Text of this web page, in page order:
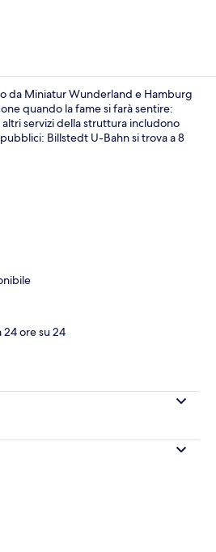
Area fitness
da Miniatur Wunderland e Hamburg
quando la fame si farà sentire:
servizi della struttura includono
Billstedt U-Bahn si trova a 8
ore su 24